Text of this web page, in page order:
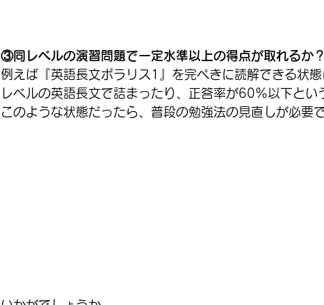
③同レベルの演習問題で一定水準以上の得点が取れるか？
例えば『英語長文ポラリス1』を完ぺきに読解できる状
レベルの英語長文で詰まったり、正答率が60％以下とい
このような状態だったら、普段の勉強法の見直しが必要